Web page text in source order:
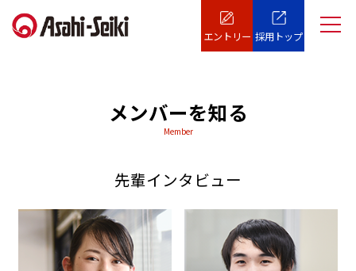
エントリー 採用トップ
メンバーを知る
Member
先輩インタビュー